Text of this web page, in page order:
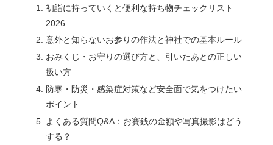
初詣に持っていくと便利な持ち物チェックリスト
2026
意外と知らないお参りの作法と神社での基本ルール
おみくじ・お守りの選び方と、引いたあとの正しい
扱い方
防寒・防災・感染症対策など安全面で気をつけたい
ポイント
よくある質問Q&A：お賽銭の金額や写真撮影はどう
する？